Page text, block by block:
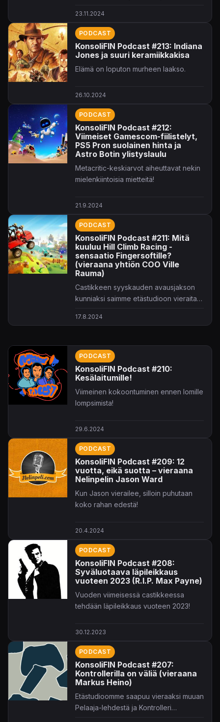
23.11.2024
PODCAST
KonsoliFIN Podcast #213: Indiana
Jones ja suuri keramiikkakisa
Elämä on loputon murheen laakso.
26.10.2024
PODCAST
KonsoliFIN Podcast #212:
Viimeiset Gamescom-fiilistelyt,
PS5 Pron suolainen hinta ja
Astro Botin ylistyslaulu
Metacritic-keskiarvot aiheuttavat nekin
mielenkiintoisia mietteitä!
21.9.2024
PODCAST
KonsoliFIN Podcast #211: Mitä
kuuluu Hill Climb Racing -
sensaatio Fingersoftille?
(vieraana yhtiön COO Ville
Rauma)
Castikkeen syyskauden avausjakson
kunniaksi saimme etästudioon vieraita
17.8.2024
PODCAST
KonsoliFIN Podcast #210:
Kesälaitumille!
Viimeinen kokoontuminen ennen lomille
lompsimista!
29.6.2024
PODCAST
KonsoliFIN Podcast #209: 12
vuotta, eikä suotta – vieraana
Nelinpelin Jason Ward
Kun Jason vierailee, silloin puhutaan
koko rahan edestä!
20.4.2024
PODCAST
KonsoliFIN Podcast #208:
Syväluotaava läpileikkaus
vuoteen 2023 (R.I.P. Max Payne)
Vuoden viimeisessä castikkeessa
tehdään läpileikkaus vuoteen 2023!
30.12.2023
PODCAST
KonsoliFIN Podcast #207:
Kontrollerilla on väliä (vieraana
Markus Heino)
Etästudioomme saapuu vieraaksi muuan
Pelaaja-lehdestä ja Kontrolleri